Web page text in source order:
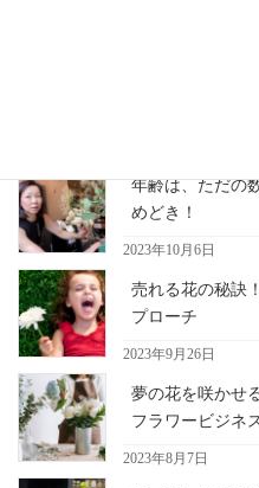
年齢は、ただの
めどき！
2023年10月6日
売れる花の秘訣
プローチ
2023年9月26日
夢の花を咲かせ
フラワービジネ
2023年8月7日